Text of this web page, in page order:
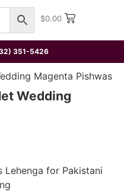
$0.00
351-5426
Wedding